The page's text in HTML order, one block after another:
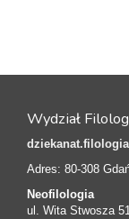
Wydział
Adres: 80-308
Neofilologia
ul. Wita Stwosza